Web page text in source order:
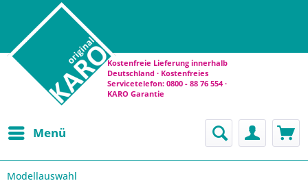
Kostenfreie Lieferung innerhalb
Deutschland · Kostenfreies
Servicetelefon: 0800 - 88 76 554 ·
KARO Garantie
Menü
Modellauswahl